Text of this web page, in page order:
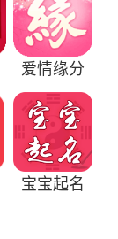
爱情缘分
宝宝起名